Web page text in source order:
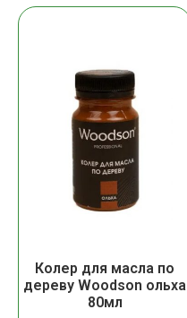
Колер для масла по
дереву Woodson ольха
80мл